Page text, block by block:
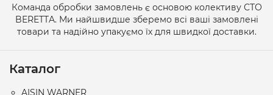
Команда обробки замовлень є основою колективу СТО
BERETTA. Ми найшвидше зберемо всі ваші замовлені
товари та надійно упакуємо їх для швидкої доставки.
Каталог
AISIN WARNER